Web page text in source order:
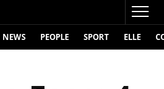
NEWS PEOPLE SPORT ELLE